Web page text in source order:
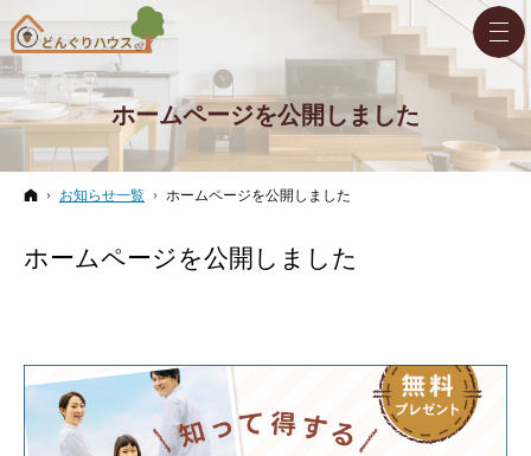
ホームページを公開しました
ホーム
お知らせ一覧 ホームページを公開しました
ホームページを公開しました